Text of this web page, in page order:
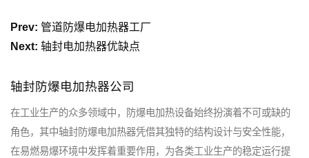
Prev: 管道防爆电加热器工厂
Next: 轴封电加热器优缺点
轴封防爆电加热器公司
在工业生产的众多领域中，防爆电加热设备始终扮演着不可或缺的
角色，其中轴封防爆电加热器凭借其独特的结构设计与安全性能，
在易燃易爆环境中发挥着重要作用，为各类工业生产的稳定运行提